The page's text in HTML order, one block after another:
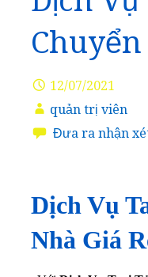
Chuyển
12/07/2021
quản trị viên
Đưa ra nhận
Dịch Vụ
Nhà Giá